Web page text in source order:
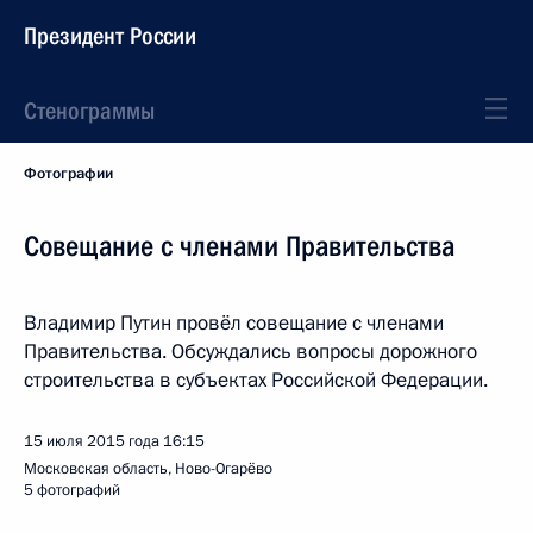
Президент России
Стенограммы
Фотографии
Совещание с членами Правительства
Владимир Путин провёл совещание с членами
Правительства. Обсуждались вопросы дорожного
строительства в субъектах Российской Федерации.
15 июля 2015 года 16:15
Московская область, Ново-Огарёво
5 фотографий